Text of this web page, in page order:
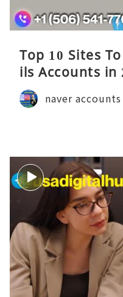
Top 10 Sites
ils Accounts in
naver accounts